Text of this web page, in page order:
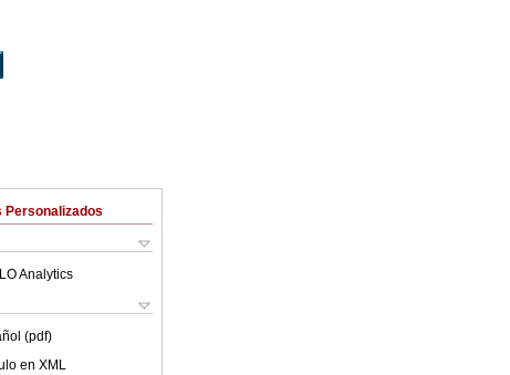
Personalizados
Analytics
(pdf)
en XML